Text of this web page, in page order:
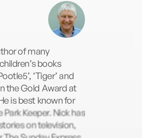
of many
books
‘Tiger’ and
the Gold Award at
is best known for
Keeper. Nick has
on television,